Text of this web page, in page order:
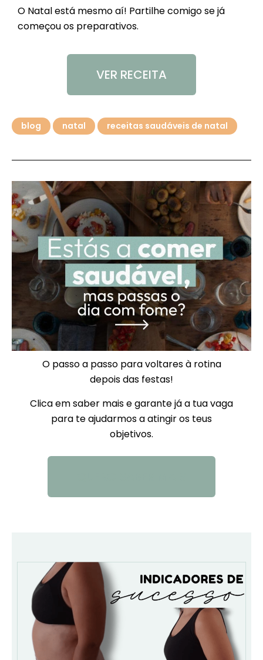
O Natal está mesmo aí! Partilhe comigo se já
começou os preparativos.
VER RECEITA
blog natal receitas saudáveis de natal
O passo a passo para voltares à rotina
depois das festas!
Clica em saber mais e garante já a tua vaga
para te ajudarmos a atingir os teus
objetivos.